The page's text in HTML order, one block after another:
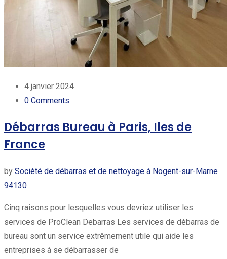
4 janvier 2024
0 Comments
Débarras Bureau à Paris, Iles de
France
by Société de débarras et de nettoyage à Nogent-sur-Marne
94130
Cinq raisons pour lesquelles vous devriez utiliser les
services de ProClean Debarras Les services de débarras de
bureau sont un service extrêmement utile qui aide les
entreprises à se débarrasser de